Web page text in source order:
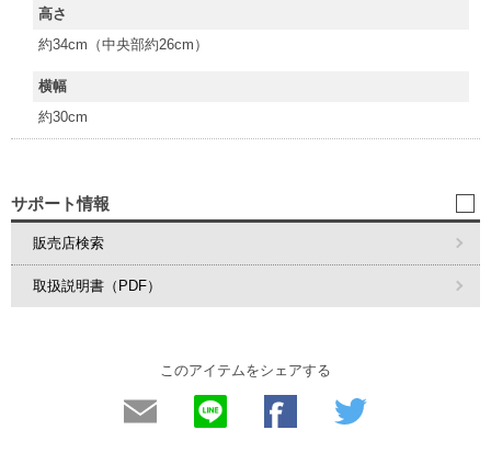
高さ
約34cm（中央部約26cm）
横幅
約30cm
サポート情報
販売店検索
取扱説明書（PDF）
このアイテムをシェアする